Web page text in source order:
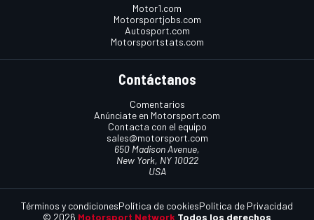
Motor1.com
Motorsportjobs.com
Autosport.com
Motorsportstats.com
Contáctanos
Comentarios
Anúnciate en Motorsport.com
Contacta con el equipo
sales@motorsport.com
650 Madison Avenue,
New York, NY 10022
USA
© 2026 Motorsport Network Todos los derechos
Términos y condicionesPolítica de cookiesPolítica de Privacidad